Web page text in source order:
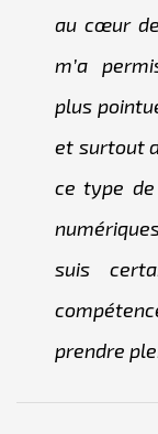
au cœur
m’a
plus
et surtout
ce type
suis
prendre